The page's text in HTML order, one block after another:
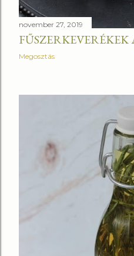
november 27, 2019
Megosztás